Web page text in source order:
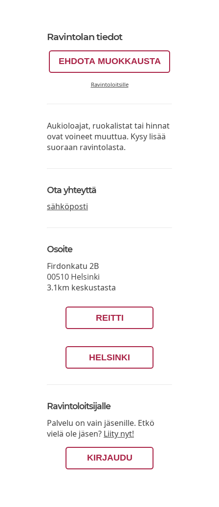
Ravintolan tiedot
EHDOTA MUOKKAUSTA
Ravintoloitsille
Aukioloajat, ruokalistat tai hinnat
ovat voineet muuttua. Kysy lisää
suoraan ravintolasta.
Ota yhteyttä
sähköposti
Osoite
Firdonkatu 2B
00510 Helsinki
3.1km keskustasta
REITTI
HELSINKI
Ravintoloitsijalle
Palvelu on vain jäsenille. Etkö
vielä ole jäsen? Liity nyt!
KIRJAUDU